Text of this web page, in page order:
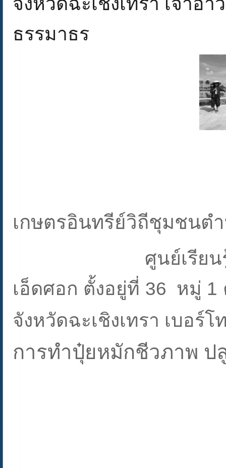
ธรรมาธร
เกษตรอินทรีย์วิถีชุมชนต
ศูนย์เรีย
เอ็ดศอก ตั้งอยู่ที่ 36 หมู่ 1
จังหวัดฉะเชิงเทรา เบอร์
การทำปุ๋ยหมักชีวภาพ ป